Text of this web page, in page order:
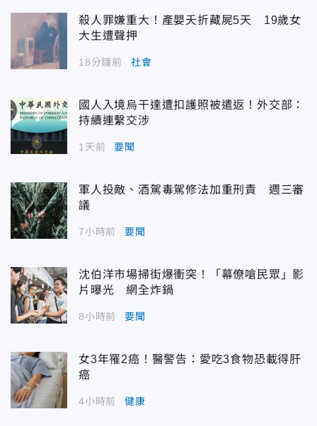
殺人罪嫌重大！產嬰夭折藏屍5天 19歲女
大生遭聲押
18分鐘前 社會
國人入境烏干達遭扣護照被遣返！外交部：
持續連繫交涉
1天前 要聞
軍人投敵、酒駕毒駕修法加重刑責 週三審
議
7小時前 要聞
沈伯洋市場掃街爆衝突！「幕僚嗆民眾」影
片曝光 網全炸鍋
8小時前 要聞
女3年罹2癌！醫警告：愛吃3食物恐載得肝
癌
4小時前 健康